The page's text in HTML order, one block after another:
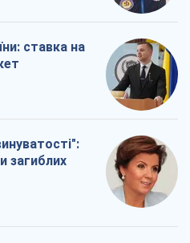
ставка на
загиблих